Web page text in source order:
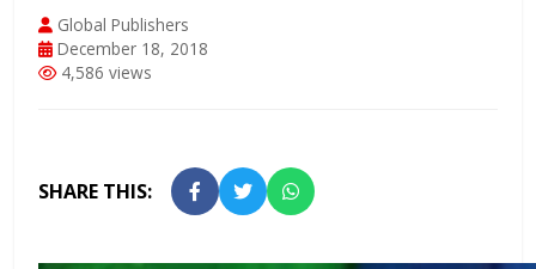
Global Publishers
December 18, 2018
4,586 views
SHARE THIS: